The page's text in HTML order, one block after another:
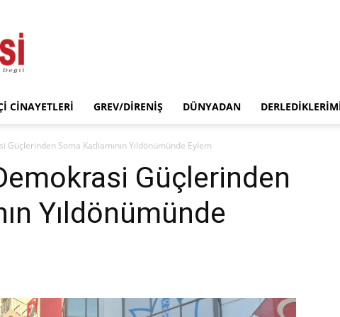
CINAYETLERI GREV/DIRENIŞ DÜNYADAN
Güçlerinden Soma Katliamının Yıldönümünde Eylem
Güçlerinden
Yıldönümünde